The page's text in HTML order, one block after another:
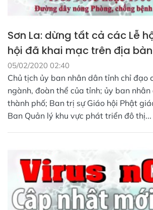
Sơn La: dừng tất cả các Lễ
hội đã khai mạc trên địa
05/02/2020 02:40
Chủ tịch ủy ban nhân dân tỉnh chỉ đạo
ngành, đoàn thể của tỉnh; ủy ban nhân
thành phố; Ban trị sự Giáo hội Phật
Ban Quản lý khu vực phát triển đô thị...